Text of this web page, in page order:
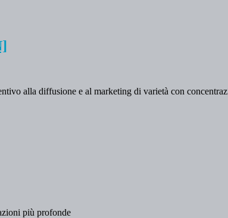
alla diffusione e al marketing di varietà con
più profonde